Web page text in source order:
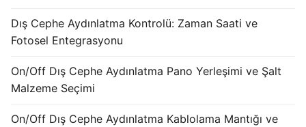
Dış Cephe Aydınlatma Kontrolü: Zaman Saati ve
Fotosel Entegrasyonu
On/Off Dış Cephe Aydınlatma Pano Yerleşimi ve Şalt
Malzeme Seçimi
On/Off Dış Cephe Aydınlatma Kablolama Mantığı ve